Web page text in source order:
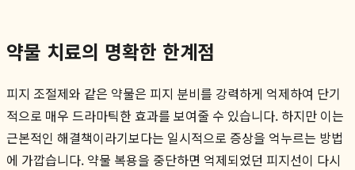
약물 치료의 명확한 한계점
피지 조절제와 같은 약물은 피지 분비를 강력하게 억제하여 단기
적으로 매우 드라마틱한 효과를 보여줄 수 있습니다. 하지만 이는
근본적인 해결책이라기보다는 일시적으로 증상을 억누르는 방법
에 가깝습니다. 약물 복용을 중단하면 억제되었던 피지선이 다시